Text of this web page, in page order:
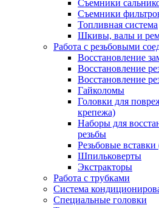
Съемники
Съемники
Топливная система
Шкивы, валы и
Работа с резьбовыми
Восстановление
Восстановление
Восстановление
Гайколомы
Головки для
крепежа)
Наборы для
резьбы
Резьбовые
Шпильковерты
Экстракторы
Работа с трубками
Система
Специальные головки